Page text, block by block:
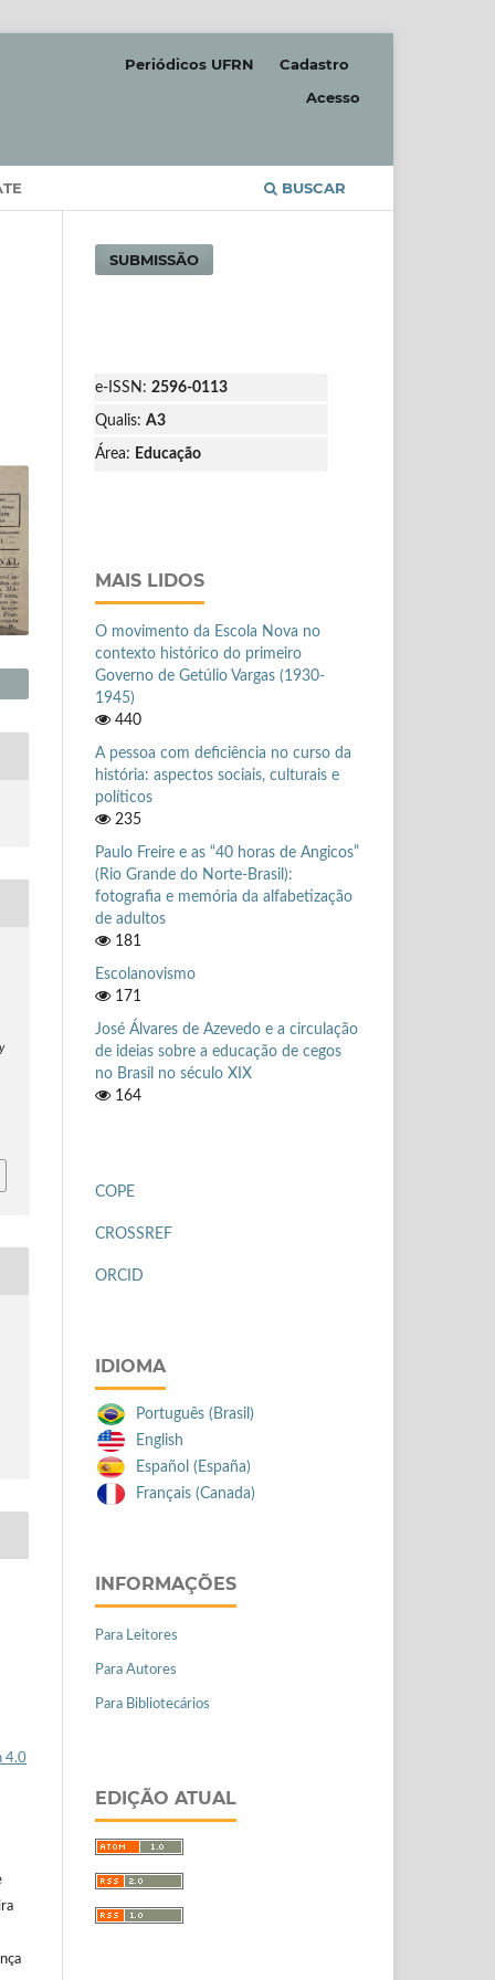
BUSCAR
Periódicos UFRN
Cadastro
Acesso
4.0
SUBMISSÃO
e-ISSN: 2596-0113
Qualis: A3
Área: Educação
MAIS LIDOS
O movimento da Escola Nova no
contexto histórico do primeiro
Governo de Getúlio Vargas (1930-
1945)
440
A pessoa com deficiência no curso da
história: aspectos sociais, culturais e
políticos
235
Paulo Freire e as “40 horas de Angicos”
(Rio Grande do Norte-Brasil):
fotografia e memória da alfabetização
de adultos
181
Escolanovismo
171
José Álvares de Azevedo e a circulação
de ideias sobre a educação de cegos
no Brasil no século XIX
164
COPE
CROSSREF
ORCID
IDIOMA
Português (Brasil)
English
Español (España)
Français (Canada)
INFORMAÇÕES
Para Leitores
Para Autores
Para Bibliotecários
EDIÇÃO ATUAL